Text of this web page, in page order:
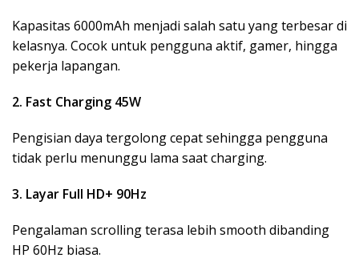
Kapasitas 6000mAh menjadi salah satu yang terbesar di
kelasnya. Cocok untuk pengguna aktif, gamer, hingga
pekerja lapangan.
2. Fast Charging 45W
Pengisian daya tergolong cepat sehingga pengguna
tidak perlu menunggu lama saat charging.
3. Layar Full HD+ 90Hz
Pengalaman scrolling terasa lebih smooth dibanding
HP 60Hz biasa.